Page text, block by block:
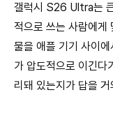
갤럭시 S26 Ultra는
적으로 쓰는 사람에게
물을 애플 기기 사이
가 압도적으로 이긴다
리돼 있는지가 답을